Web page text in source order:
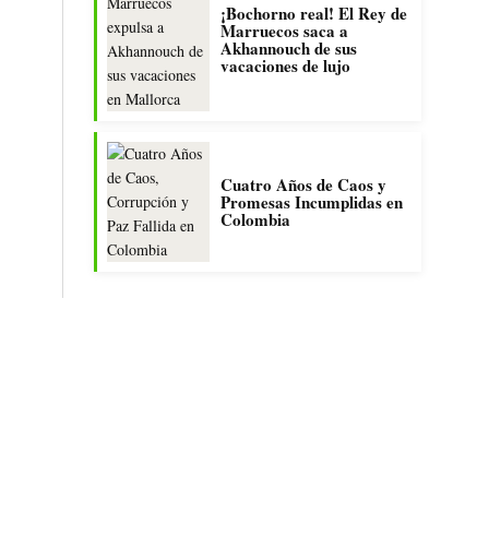
¡Bochorno real! El Rey de
Marruecos saca a
Akhannouch de sus
vacaciones de lujo
Cuatro Años de Caos y
Promesas Incumplidas en
Colombia